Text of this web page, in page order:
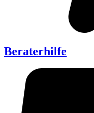
Beraterhilfe